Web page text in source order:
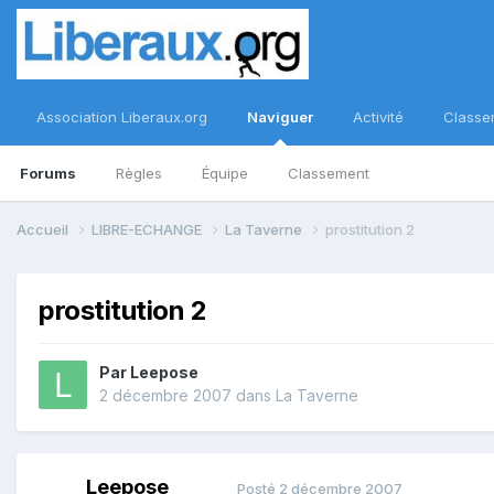
Association Liberaux.org Naviguer
Forums Règles Équipe Classement
Activité
Accueil LIBRE-ECHANGE La Taverne prostitution 2
prostitution 2
Par Leepose
2 décembre 2007 dans La Taverne
Leepose Posté 2 décembre 2007